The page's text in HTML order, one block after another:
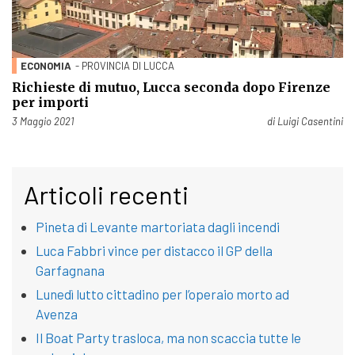
ECONOMIA - PROVINCIA DI LUCCA
Richieste di mutuo, Lucca seconda dopo Firenze
per importi
Pubblicato il
3 Maggio 2021 di Luigi Casentini
Articoli recenti
Pineta di Levante martoriata dagli incendi
Luca Fabbri vince per distacco il GP della
Garfagnana
Lunedì lutto cittadino per l’operaio morto ad
Avenza
Il Boat Party trasloca, ma non scaccia tutte le